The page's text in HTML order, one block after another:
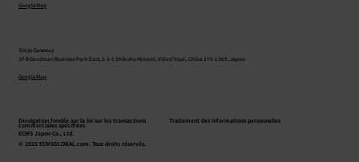
Google Map
Tokyo Gateway
3F-B Goodman Business Park East, 5-3-1 Shikoku Minami, Ville d’Inzai, Chiba 270-1369, Japon
Google Map
Divulgation fondée sur la loi sur les transactions
commerciales spécifiées
Traitement des informations personnelles
ECMS Japon Co., Ltd.
© 2025 ECMSGLOBAL.com. Tous droits réservés.